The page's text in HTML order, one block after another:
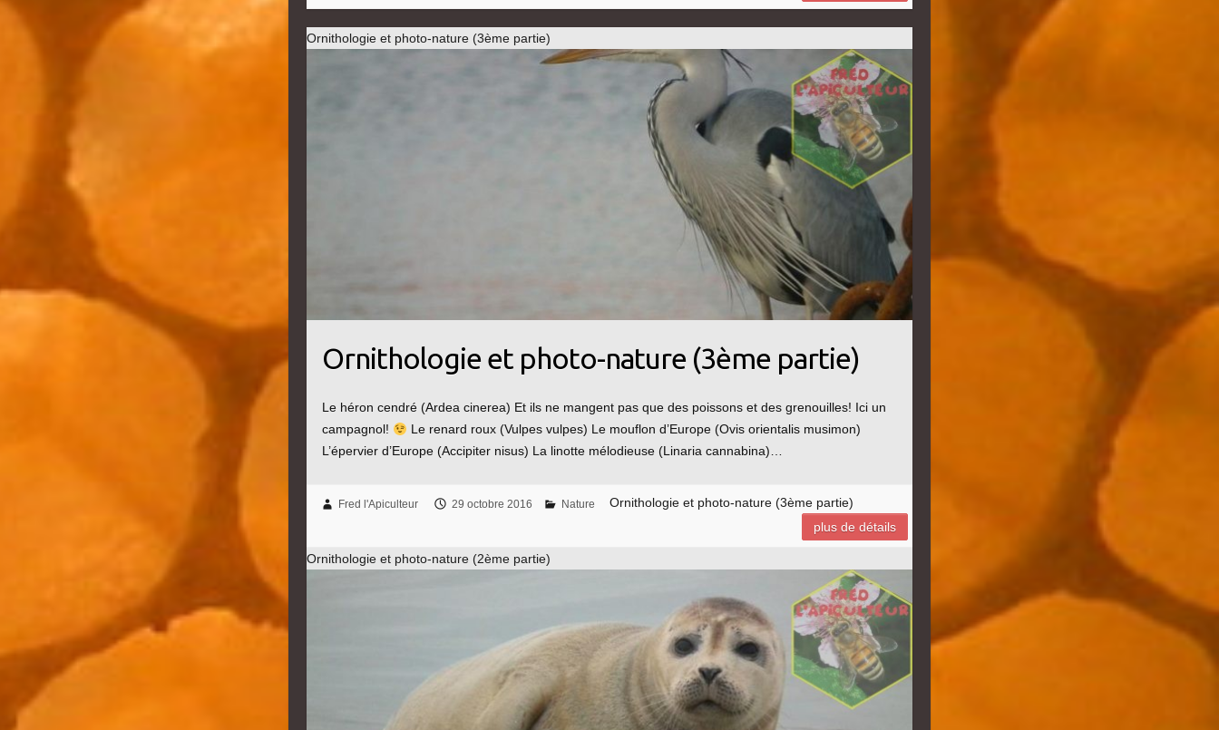
Ornithologie et photo-nature (3ème partie)
Ornithologie et photo-nature (3ème partie)
Le héron cendré (Ardea cinerea) Et ils ne mangent pas que des poissons et des grenouilles! Ici un
campagnol!
Le renard roux (Vulpes vulpes) Le mouflon d’Europe (Ovis orientalis musimon)
L’épervier d’Europe (Accipiter nisus) La linotte mélodieuse (Linaria cannabina)…
Fred l'Apiculteur 29 octobre 2016 Nature
Ornithologie et photo-nature (3ème partie)
plus de détails
Ornithologie et photo-nature (2ème partie)